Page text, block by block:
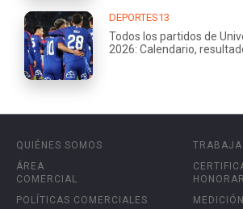
DEPORTES13
Todos los partidos de
2026: Calendario,
QUIÉNES SOMOS
ÁREA
COMERCIAL
POLÍTICAS COMERCIALES
TRABAJA